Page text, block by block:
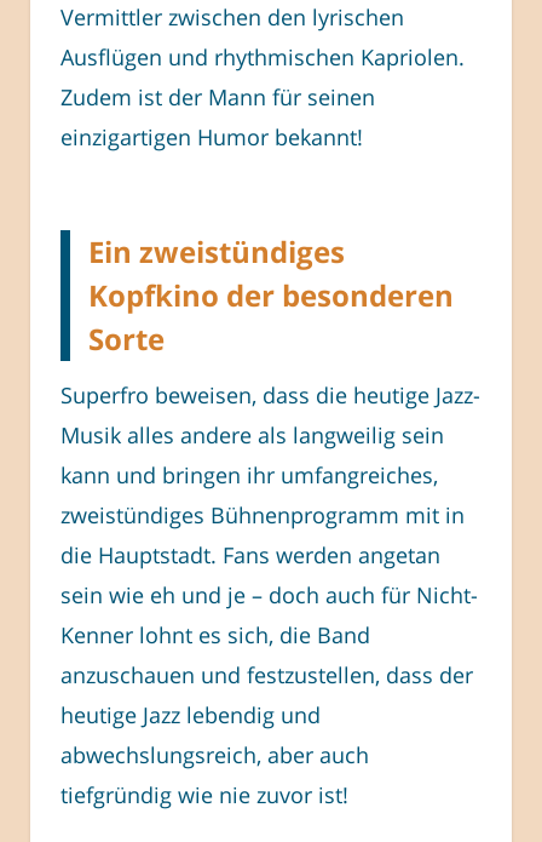
Vermittler zwischen den lyrischen
Ausflügen und rhythmischen Kapriolen.
Zudem ist der Mann für seinen
einzigartigen Humor bekannt!
Ein zweistündiges
Kopfkino der besonderen
Sorte
Superfro beweisen, dass die heutige Jazz-
Musik alles andere als langweilig sein
kann und bringen ihr umfangreiches,
zweistündiges Bühnenprogramm mit in
die Hauptstadt. Fans werden angetan
sein wie eh und je – doch auch für Nicht-
Kenner lohnt es sich, die Band
anzuschauen und festzustellen, dass der
heutige Jazz lebendig und
abwechslungsreich, aber auch
tiefgründig wie nie zuvor ist!